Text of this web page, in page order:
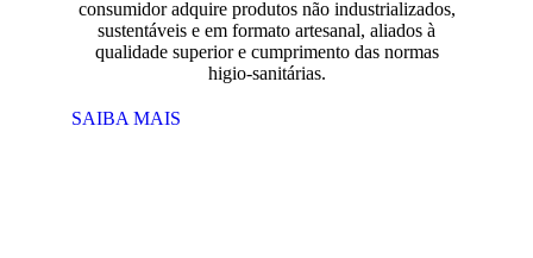
consumidor adquire produtos não industrializados,
sustentáveis e em formato artesanal, aliados à
qualidade superior e cumprimento das normas
higio-sanitárias.
SAIBA MAIS